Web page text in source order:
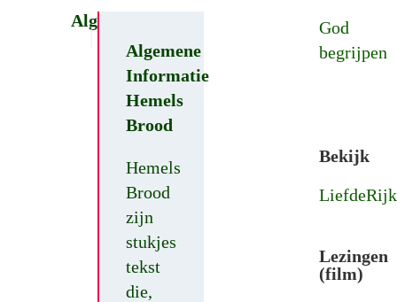
Algemeen
Algemene
Informatie
Hemels
Brood
Hemels
Brood
zijn
stukjes
tekst
die,
God
begrijpen
Bekijk
LiefdeRijk
Lezingen
(film)